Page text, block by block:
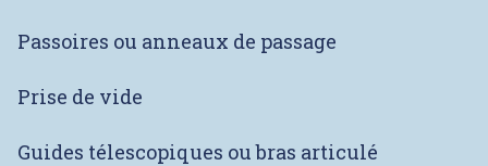
Passoires ou anneaux de passage
Prise de vide
Guides télescopiques ou bras articulé